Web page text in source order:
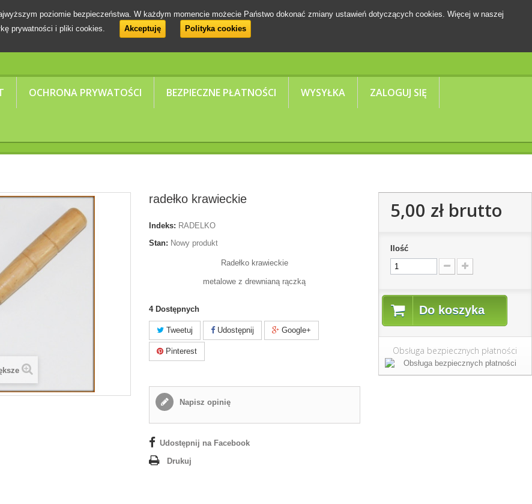
OCHRONA PRYWATOŚCI BEZPIECZNE PŁATNOŚCI WYSYŁKA ZALOGUJ SIĘ
poziomie bezpieczeństwa. W każdym momencie możecie Państwo dokonać zmiany ustawień dotyczących cookies. Więcej w naszej
prywatności i pliki cookies.
Akceptuję Polityka cookies
radełko krawieckie
Indeks: RADELKO
Stan: Nowy produkt
Radełko krawieckie
metalowe z drewnianą rączką
4 Dostępnych
Tweetuj Udostępnij Google+
Pinterest
Napisz opinię
Udostępnij na Facebook
Drukuj
5,00 złbrutto
Ilość
Do koszyka
Obsługa bezpiecznych płatności